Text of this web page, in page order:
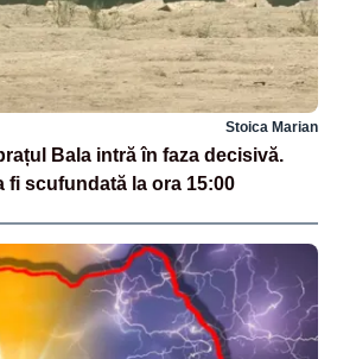
Stoica Marian
Bala intră în faza decisivă.
fi scufundată la ora 15:00